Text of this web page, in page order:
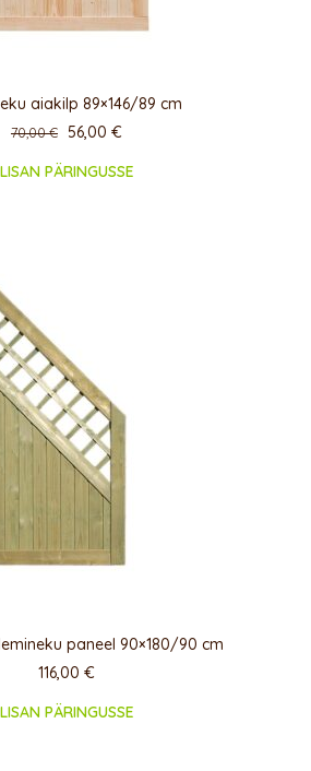
aiakilp 89×146/89 cm
70,00€ 56,00 €
LISAN PÄRINGUSSE
paneel 90×180/90 cm
116,00 €
LISAN PÄRINGUSSE